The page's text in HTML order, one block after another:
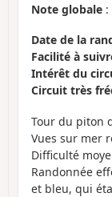
Note globale :
Date de la
Facilité à
Intérêt du
Circuit très
Tour du piton
Vues sur mer
Difficulté
Randonnée
et bleu, qui